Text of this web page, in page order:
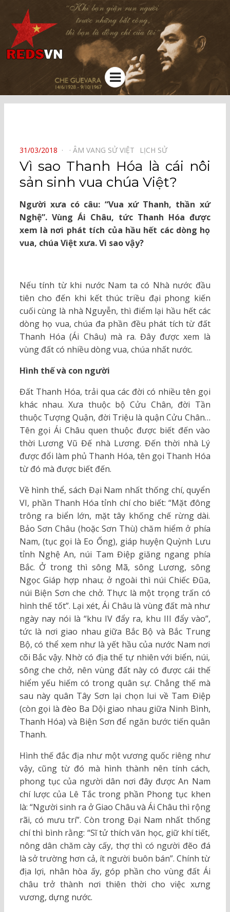
Kênh chia sẻ tri thức cộng đồng
Menu
POSTED
ON
31/03/2018 ÂM VANG SỬ VIỆT⠀ LỊCH SỬ⠀
Vì sao Thanh Hóa là cái nôi
sản sinh vua chúa Việt?
Người xưa có câu: “Vua xứ Thanh, thần xứ
Nghệ”. Vùng Ái Châu, tức Thanh Hóa được
xem là nơi phát tích của hầu hết các dòng họ
vua, chúa Việt xưa.Vì sao vậy?
Nếu tính từ khi nước Nam ta có Nhà nước đầu
tiên cho đến khi kết thúc triều đại phong kiến
cuối cùng là nhà Nguyễn, thì điểm lại hầu hết các
dòng họ vua, chúa đa phần đều phát tích từ đất
Thanh Hóa (Ái Châu) mà ra. Đây được xem là
vùng đất có nhiều dòng vua, chúa nhất nước.
Hình thế và con người
Đất Thanh Hóa, trải qua các đời có nhiều tên gọi
khác nhau. Xưa thuộc bộ Cửu Chân, đời Tần
thuộc Tượng Quận, đời Triệu là quận Cửu Chân…
Tên gọi Ái Châu quen thuộc được biết đến vào
thời Lương Vũ Đế nhà Lương. Đến thời nhà Lý
được đổi làm phủ Thanh Hóa, tên gọi Thanh Hóa
từ đó mà được biết đến.
Về hình thể, sách Đại Nam nhất thống chí, quyển
VI, phần Thanh Hóa tỉnh chí cho biết: “Mặt đông
trông ra biển lớn, mặt tây khống chế rừng dài.
Bảo Sơn Châu (hoặc Sơn Thù) chăm hiểm ở phía
Nam, (tục gọi là Eo Ống), giáp huyện Quỳnh Lưu
tỉnh Nghệ An, núi Tam Điệp giăng ngang phía
Bắc. Ở trong thì sông Mã, sông Lương, sông
Ngọc Giáp hợp nhau; ở ngoài thì núi Chiếc Đũa,
núi Biện Sơn che chở. Thực là một trọng trấn có
hình thế tốt”. Lại xét, Ái Châu là vùng đất mà như
ngày nay nói là “khu IV đẩy ra, khu III đẩy vào”,
tức là nơi giao nhau giữa Bắc Bộ và Bắc Trung
Bộ, có thể xem như là yết hầu của nước Nam nơi
cõi Bắc vậy. Nhờ có địa thế tự nhiên với biển, núi,
sông che chở, nên vùng đất này có được cái thế
hiểm yếu hiếm có trong quân sự. Chẳng thế mà
sau này quân Tây Sơn lại chọn lui về Tam Điệp
(còn gọi là đèo Ba Dội giao nhau giữa Ninh Bình,
Thanh Hóa) và Biện Sơn để ngăn bước tiến quân
Thanh.
Hình thế đắc địa như một vương quốc riêng như
vậy, cũng từ đó mà hình thành nên tính cách,
phong tục của người dân nơi đây được An Nam
chí lược của Lê Tắc trong phần Phong tục khen
là: “Người sinh ra ở Giao Châu và Ái Châu thì rộng
rãi, có mưu trí”. Còn trong Đại Nam nhất thống
chí thì bình rằng: “Sĩ tử thích văn học, giữ khí tiết,
nông dân chăm cày cấy, thợ thì có người đẽo đá
là sở trường hơn cả, ít người buôn bán”. Chính từ
địa lợi, nhân hòa ấy, góp phần cho vùng đất Ái
châu trở thành nơi thiên thời cho việc xưng
vương, dựng nước.